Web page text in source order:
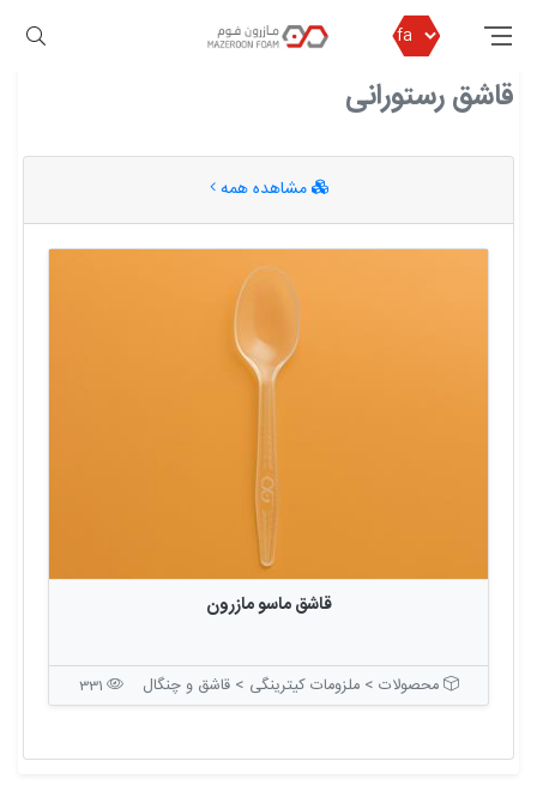
مازرون فوم قاشق رستورانی
قاشق رستورانی
مشاهده همه
قاشق ماسو مازرون
محصولات > ملزومات کیترینگی > قاشق و چنگال